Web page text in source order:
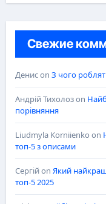
Свежие
Денисon З чого
Андрій Тихолозon
порівняння
Liudmyla Korniienko on
топ-5 з описами
Сергійon Який
топ-5 2025